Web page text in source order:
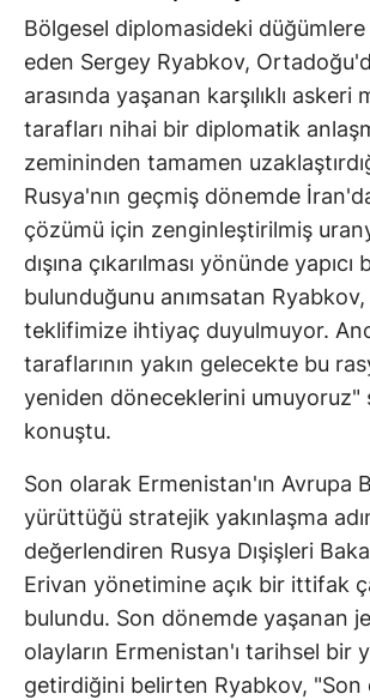
Bölgesel diplomasideki
eden Sergey Ryabkov,
arasında yaşanan karşılıklı askeri
tarafları nihai bir diplomatik
zemininden tamamen
Rusya'nın geçmiş dönemde
çözümü için zenginleştirilmiş
dışına çıkarılması yönünde
bulunduğunu anımsatan
teklifimize ihtiyaç duyulmuyor.
taraflarının yakın gelecekte bu
yeniden döneceklerini umuyoruz"
konuştu.
Son olarak Ermenistan'ın Avrupa
yürüttüğü stratejik yakınlaşma
değerlendiren Rusya Dışişleri
Erivan yönetimine açık bir ittifak
bulundu. Son dönemde yaşanan
olayların Ermenistan'ı tarihsel bir
getirdiğini belirten Ryabkov, "Son